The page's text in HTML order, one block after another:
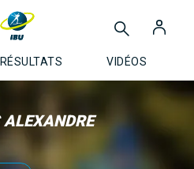
RÉSULTATS VIDÉOS
ALEXANDRE